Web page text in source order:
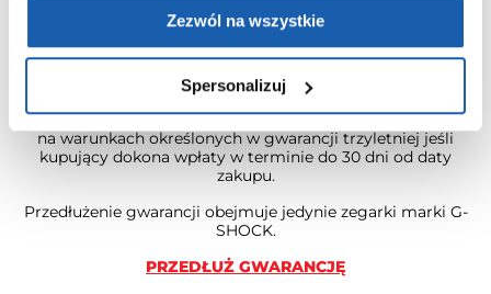
Zezwól na wszystkie
Spersonalizuj
3 + 3 LATA GWARANCJI
Standardowa gwarancja ulega przedłużeniu o kolejne 3 lata
na warunkach określonych w gwarancji trzyletniej jeśli
kupujący dokona wpłaty w terminie do 30 dni od daty
zakupu.
Przedłużenie gwarancji obejmuje jedynie zegarki marki G-
SHOCK.
PRZEDŁUŻ GWARANCJĘ